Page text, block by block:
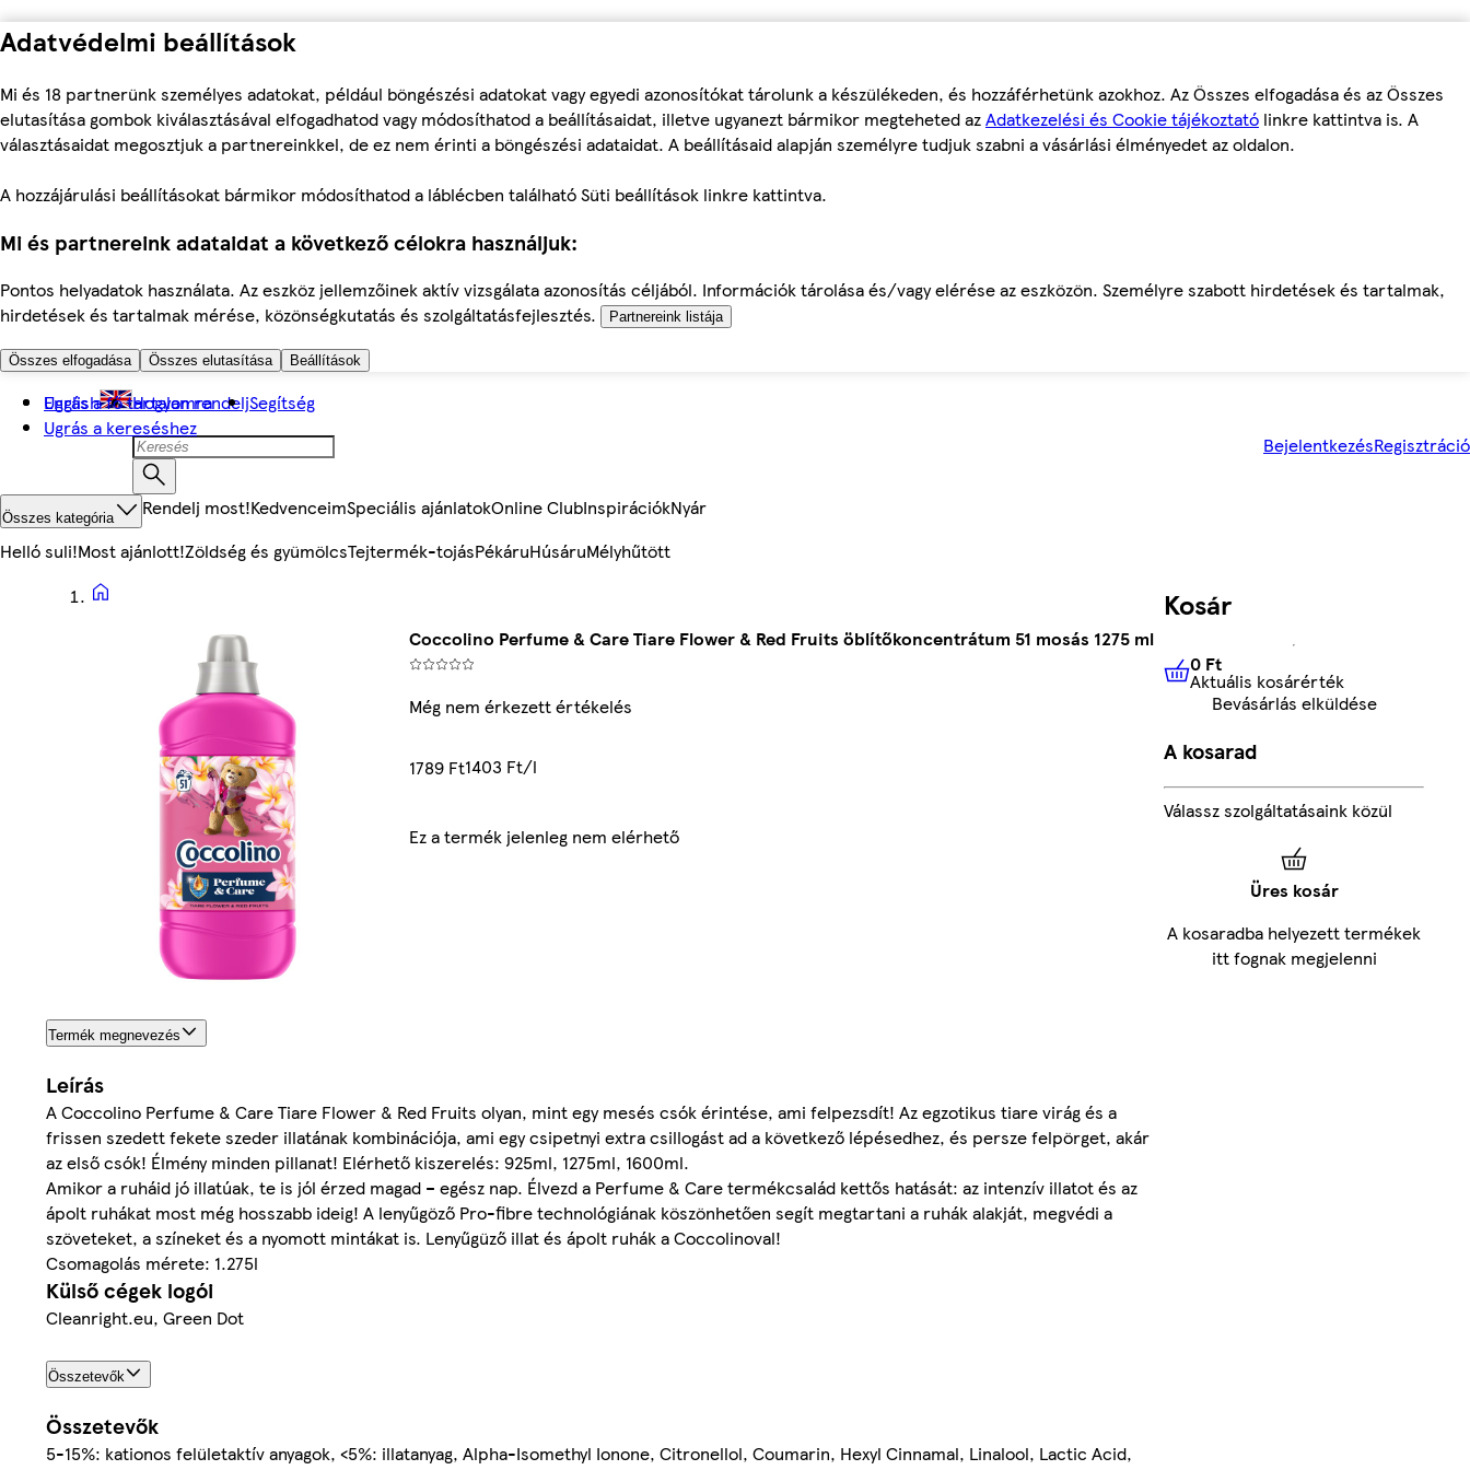
Adatvédelmi beállítások
Mi és 18 partnerünk személyes adatokat, például böngészési adatokat vagy egyedi azonosítókat tárolunk a készülékeden, és hozzáférhetünk azokhoz. Az Összes elfogadása és az Összes
elutasítása gombok kiválasztásával elfogadhatod vagy módosíthatod a beállításaidat, illetve ugyanezt bármikor megteheted azAdatkezelési és Cookie tájékoztató linkre kattintva is. A
választásaidat megosztjuk a partnereinkkel, de ez nem érinti a böngészési adataidat. A beállításaid alapján személyre tudjuk szabni a vásárlási élményedet az oldalon.
A hozzájárulási beállításokat bármikor módosíthatod a láblécben található Süti beállítások linkre kattintva.
Mi és partnereink adataidat a következő célokra használjuk:
Pontos helyadatok használata. Az eszköz jellemzőinek aktív vizsgálata azonosítás céljából. Információk tárolása és/vagy elérése az eszközön. Személyre szabott hirdetések és tartalmak,
hirdetések és tartalmak mérése, közönségkutatás és szolgáltatásfejlesztés.
Partnereink listája
Összes elfogadása Összes elutasítása Beállítások
Ugrás a fő tartalomra
Ugrás a kereséshez
English Hogyan rendeljSegítség
BejelentkezésRegisztráció
Összes kategória Rendelj most!KedvenceimSpeciális ajánlatokOnline ClubInspirációkNyár
Helló suli!Most ajánlott!Zöldség és gyümölcsTejtermék-tojásPékáruHúsáruMélyhűtött
Coccolino Perfume & Care Tiare Flower & Red Fruits öblítőkoncentrátum 51 mosás 1275 ml
Még nem érkezett értékelés
1789 Ft1403 Ft/l
Ez a termék jelenleg nem elérhető
Termék megnevezés
Leírás
A Coccolino Perfume & Care Tiare Flower & Red Fruits olyan, mint egy mesés csók érintése, ami felpezsdít! Az egzotikus tiare virág és a
frissen szedett fekete szeder illatának kombinációja, ami egy csipetnyi extra csillogást ad a következő lépésedhez, és persze felpörget, akár
az első csók! Élmény minden pillanat! Elérhető kiszerelés: 925ml, 1275ml, 1600ml.
Amikor a ruháid jó illatúak, te is jól érzed magad – egész nap. Élvezd a Perfume & Care termékcsalád kettős hatását: az intenzív illatot és az
ápolt ruhákat most még hosszabb ideig! A lenyűgöző Pro-fibre technológiának köszönhetően segít megtartani a ruhák alakját, megvédi a
szöveteket, a színeket és a nyomott mintákat is. Lenyűgüző illat és ápolt ruhák a Coccolinoval!
Csomagolás mérete: 1.275l
Külső cégek logói
Cleanright.eu, Green Dot
Összetevők
Összetevők
5-15%: kationos felületaktív anyagok, <5%: illatanyag, Alpha-Isomethyl Ionone, Citronellol, Coumarin, Hexyl Cinnamal, Linalool, Lactic Acid,
Kosár
0 FtAktuális kosárérték
0 Ft
Aktuális kosárérték
Bevásárlás elküldése
A kosarad
Válassz szolgáltatásaink közül
Üres kosár
A kosaradba helyezett termékek
itt fognak megjelenni